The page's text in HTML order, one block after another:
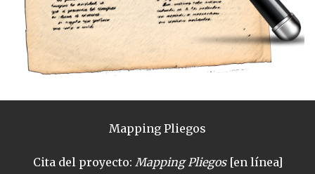
Mapping Pliegos
Cita del proyecto: Mapping Pliegos[en línea]